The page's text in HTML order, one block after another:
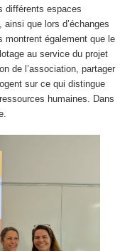
différents espaces
que lors d’échanges
montrent également que le
au service du projet
de l’association, partager
sur ce qui distingue
humaines. Dans